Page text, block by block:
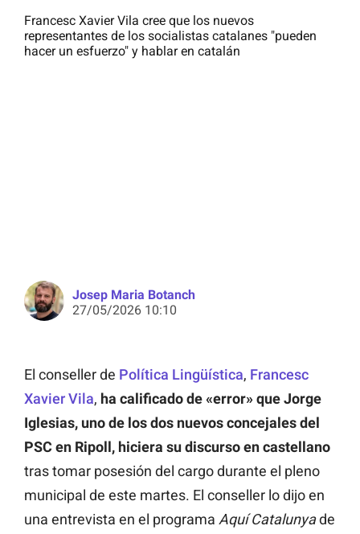
Francesc Xavier Vila cree que los nuevos
representantes de los socialistas catalanes "pueden
hacer un esfuerzo" y hablar en catalán
Josep Maria Botanch
27/05/2026 10:10
El conseller de Política Lingüística, Francesc
Xavier Vila, ha calificado de «error» que Jorge
Iglesias, uno de los dos nuevos concejales del
PSC en Ripoll, hiciera su discurso en castellano
tras tomar posesión del cargo durante el pleno
municipal de este martes. El conseller lo dijo en
una entrevista en el programa Aquí Catalunyade